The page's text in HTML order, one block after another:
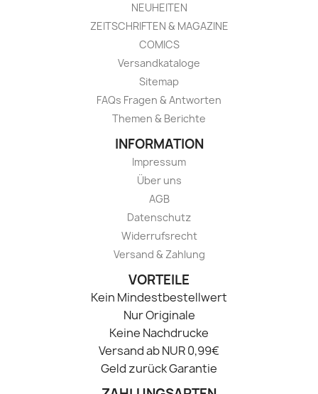
NEUHEITEN
ZEITSCHRIFTEN & MAGAZINE
COMICS
Versandkataloge
Sitemap
FAQs Fragen & Antworten
Themen & Berichte
INFORMATION
Impressum
Über uns
AGB
Datenschutz
Widerrufsrecht
Versand & Zahlung
VORTEILE
Kein Mindestbestellwert
Nur Originale
Keine Nachdrucke
Versand ab NUR 0,99€
Geld zurück Garantie